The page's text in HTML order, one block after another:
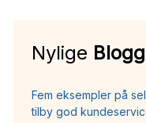
Nylige
Fem eksempler på
tilby god